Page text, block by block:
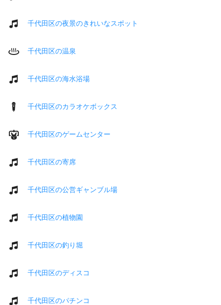
千代田区の夜景のきれいなスポット
千代田区の温泉
千代田区の海水浴場
千代田区のカラオケボックス
千代田区のゲームセンター
千代田区の寄席
千代田区の公営ギャンブル場
千代田区の植物園
千代田区の釣り堀
千代田区のディスコ
千代田区のパチンコ